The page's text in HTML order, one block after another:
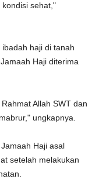
sehat,"
haji di tanah
Haji diterima
Allah SWT dan
ungkapnya.
Haji asal
setelah melakukan